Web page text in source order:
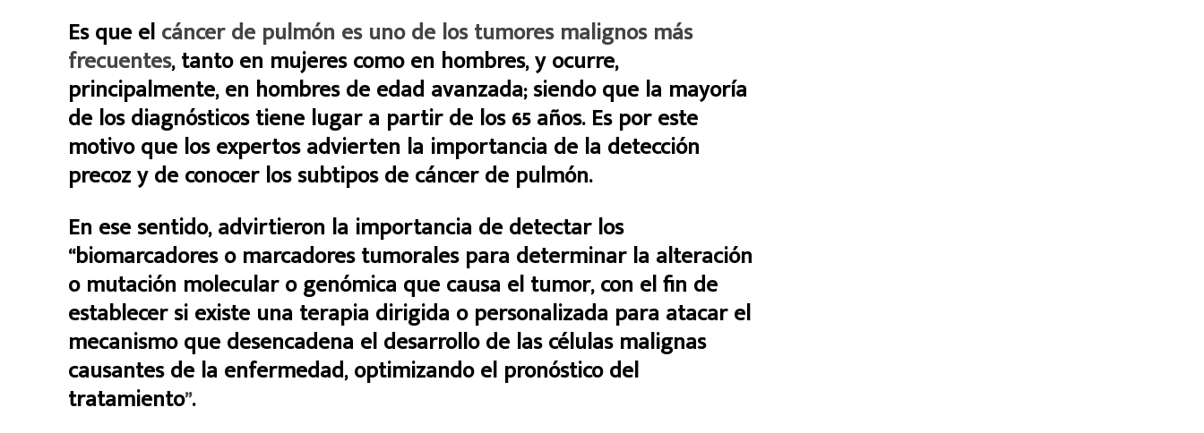
Es que elcáncer de pulmón es uno de los tumores malignos más
frecuentes, tanto en mujeres como en hombres, y ocurre,
principalmente, en hombres de edad avanzada; siendo que la mayoría
de los diagnósticos tiene lugar a partir de los 65 años. Es por este
motivo que los expertos advierten la importancia de la detección
precoz y de conocer los subtipos de cáncer de pulmón.
En ese sentido, advirtieron la importancia de detectar los
“biomarcadores o marcadores tumorales para determinar la alteración
o mutación molecular o genómica que causa el tumor, con el fin de
establecer si existe una terapia dirigida o personalizada para atacar el
mecanismo que desencadena el desarrollo de las células malignas
causantes de la enfermedad, optimizando el pronóstico del
tratamiento”.